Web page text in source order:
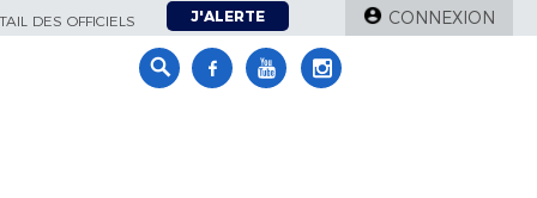
DES OFFICIELS J'ALERTE CONNEXION